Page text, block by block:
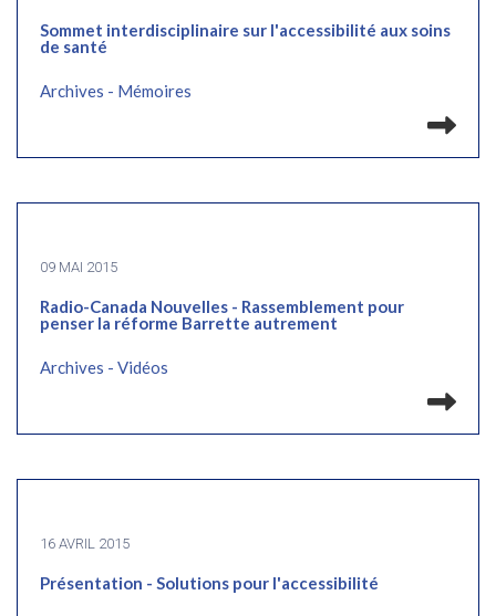
Sommet interdisciplinaire sur l'accessibilité aux soins
de santé
Archives - Mémoires
09 MAI 2015
Radio-Canada Nouvelles - Rassemblement pour
penser la réforme Barrette autrement
Archives - Vidéos
16 AVRIL 2015
Présentation - Solutions pour l'accessibilité